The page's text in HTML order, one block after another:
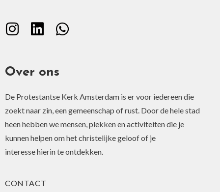
Over ons
De Protestantse Kerk Amsterdam is er voor iedereen die
zoekt naar zin, een gemeenschap of rust. Door de hele stad
heen hebben we mensen, plekken en activiteiten die je
kunnen helpen om het christelijke geloof of je
interesse hierin te ontdekken.
CONTACT